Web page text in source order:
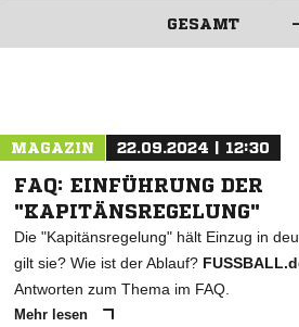
GESAMT
MAGAZIN 22.09.2024 | 12:30
FAQ: EINFÜHRUNG DER
"KAPITÄNSREGELUNG"
Die "Kapitänsregelung" hält Einzug in
gilt sie? Wie ist der Ablauf?
Antworten zum Thema im FAQ.
Mehr lesen